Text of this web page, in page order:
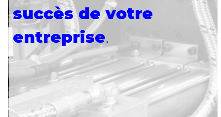
succès de votre
entreprise.